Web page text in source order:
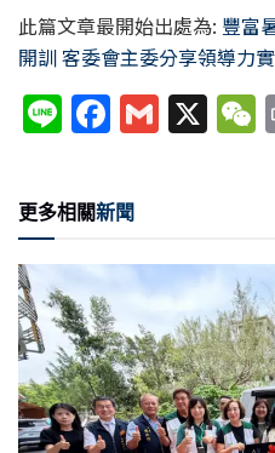
此篇文章最開始出處為: 豐富
開訓 客委會主委分享領導力
Li
n
e
F
a
c
e
b
o
o
k
G
m
X
更多相關新聞